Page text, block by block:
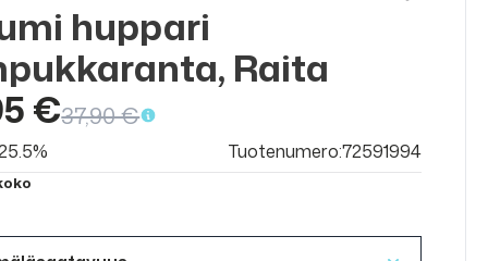
huppari
Raita
€37,90 €
Tuotenumero:72591994